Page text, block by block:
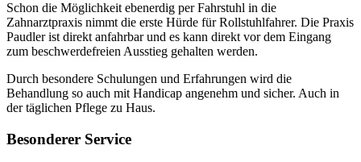
Schon die Möglichkeit ebenerdig per Fahrstuhl in die
Zahnarztpraxis nimmt die erste Hürde für Rollstuhlfahrer. Die Praxis
Paudler ist direkt anfahrbar und es kann direkt vor dem Eingang
zum beschwerdefreien Ausstieg gehalten werden.
Durch besondere Schulungen und Erfahrungen wird die
Behandlung so auch mit Handicap angenehm und sicher. Auch in
der täglichen Pflege zu Haus.
Besonderer Service